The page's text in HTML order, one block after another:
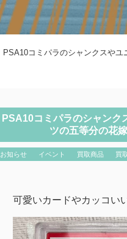
PSA10コミパラのシャンクスや
PSA10コミパラのシャン
ツの五等分の花
お知らせ イベント 買取商品 買
可愛いカードやカッコい